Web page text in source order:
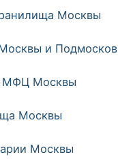
Москвы
и
МФЦ Москвы
Москвы
Москвы